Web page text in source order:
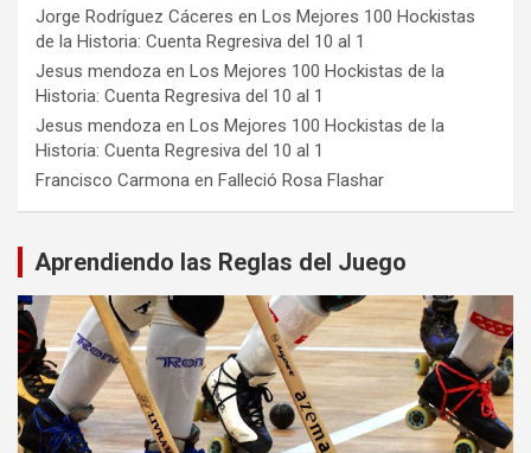
Jorge Rodríguez Cáceres en Los Mejores 100 Hockistas
de la Historia: Cuenta Regresiva del 10 al 1
Jesus mendoza en Los Mejores 100 Hockistas de la
Historia: Cuenta Regresiva del 10 al 1
Jesus mendoza en Los Mejores 100 Hockistas de la
Historia: Cuenta Regresiva del 10 al 1
Francisco Carmona en Falleció Rosa Flashar
Aprendiendo las Reglas del Juego